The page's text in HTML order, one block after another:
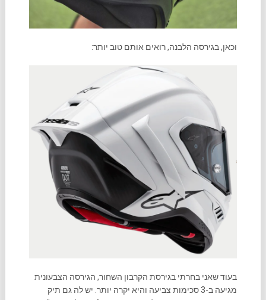
וכאן, בגירסה הלבנה, רואים אותם טוב יותר:
בעוד שאני בחרתי בגירסת הקרבון השחור, הגירסה הצבעונית
מגיעה ב-3 סכימות צביעה והיא יקרה יותר. יש לה גם תיק